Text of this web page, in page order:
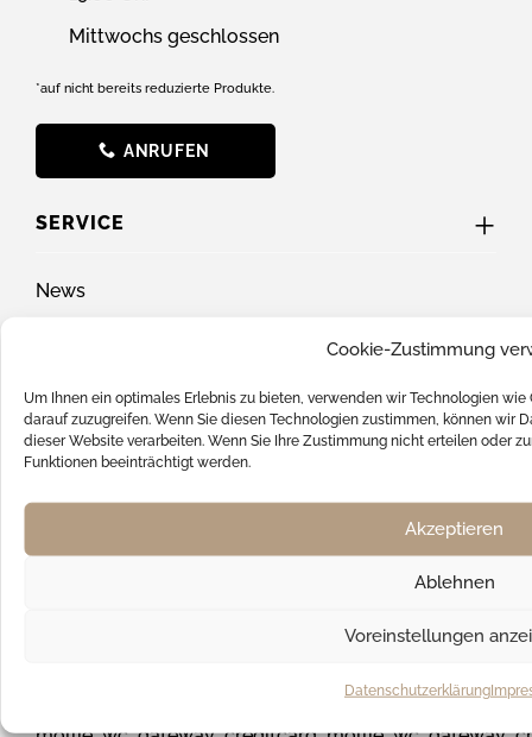
Cookie-Zustimmung
Um Ihnen ein optimales Erlebnis zu bieten, verwenden wir Technologien
darauf zuzugreifen. Wenn Sie diesen Technologien zustimmen, können wir
dieser Website verarbeiten. Wenn Sie Ihre Zustimmung nicht erteilen oder
Funktionen beeinträchtigt werden.
Akzeptieren
Ablehnen
Voreinstellungen
Datenschutzerklärung
Mittwochs geschlossen
*auf nicht bereits reduzierte Produkte.
ANRUFEN
SERVICE
News
Hilfe & Support
Kontakt